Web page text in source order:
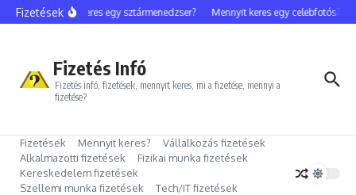
Ugrás a tartalomhoz
Fizetések
Mennyit keres egy sztármenedzser? Mennyit keres egy celebfotós?
Fizetés Infó
Fizetés infó, fizetések, mennyit keres, mi a fizetése, mennyi a
fizetése?
Fizetések Mennyit keres?
Vállalkozás fizetések
Alkalmazotti fizetések
Fizikai munka fizetések
Kereskedelem fizetések
Szellemi munka fizetések
Tech/IT fizetések